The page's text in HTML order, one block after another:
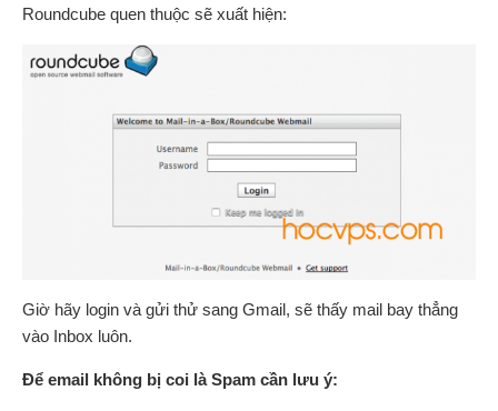
Roundcube quen thuộc sẽ xuất hiện:
Giờ hãy login và gửi thử sang Gmail, sẽ thấy mail bay thẳng
vào Inbox luôn.
Để email không bị coi là Spam cần lưu ý: